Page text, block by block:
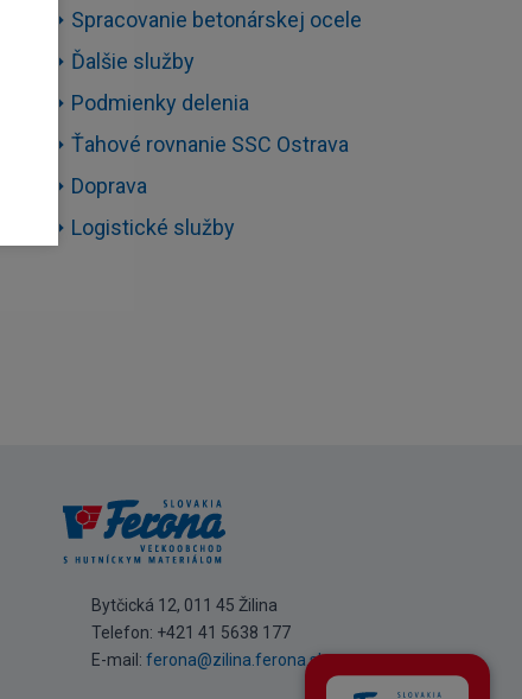
Spracovanie betonárskej ocele
Ďalšie služby
Podmienky delenia
Ťahové rovnanie SSC Ostrava
Doprava
Logistické služby
Bytčická 12, 011 45 Žilina
Telefon: +421 41 5638 177
E-mail: ferona@zilina.ferona.sk